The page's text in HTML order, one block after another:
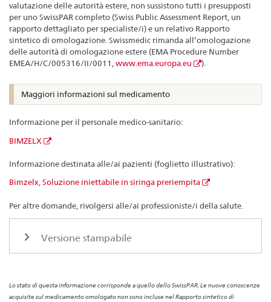
valutazione delle autorità estere, non sussistono tutti i presupposti
per uno SwissPAR completo (Swiss Public Assessment Report, un
rapporto dettagliato per specialiste/i) e un relativo Rapporto
sintetico di omologazione. Swissmedic rimanda all’omologazione
delle autorità di omologazione estere (EMA Procedure Number
EMEA/H/C/005316/II/0011,www.ema.europa.eu ).
Maggiori informazioni sul medicamento
Informazione per il personale medico-sanitario:
BIMZELX
Informazione destinata alle/ai pazienti (foglietto illustrativo):
Bimzelx, Soluzione iniettabile in siringa preriempita
Per altre domande, rivolgersi alle/ai professioniste/i della salute.
Versione stampabile
Lo stato di questa informazione corrisponde a quello dello SwissPAR. Le nuove conoscenze
acquisite sul medicamento omologato non sono incluse nel Rapporto sintetico di